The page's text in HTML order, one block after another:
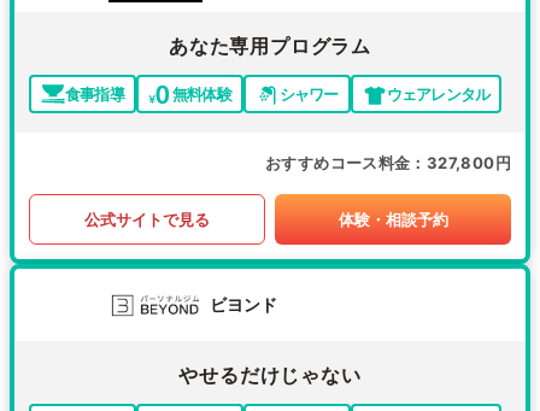
あなた専用プログラム
食事指導 無料体験 シャワー ウェアレンタル
おすすめコース料金 327,800円
公式サイトで見る 体験・相談予約
ビヨンド
やせるだけじゃない